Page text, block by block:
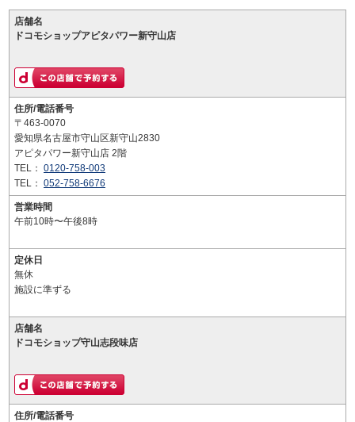
店舗名
ドコモショップアピタパワー新守山店
住所/電話番号
〒463-0070
愛知県名古屋市守山区新守山2830
アピタパワー新守山店 2階
TEL： 0120-758-003
TEL： 052-758-6676
営業時間
午前10時〜午後8時
定休日
無休
施設に準ずる
店舗名
ドコモショップ守山志段味店
住所/電話番号